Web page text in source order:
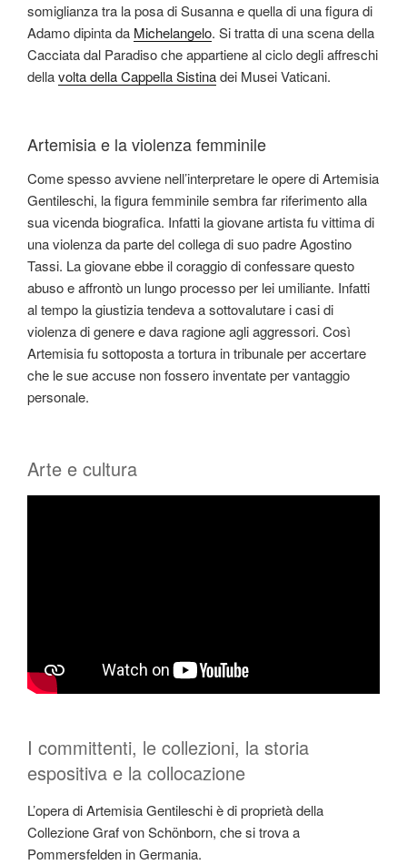
somiglianza tra la posa di Susanna e quella di una figura di
Adamo dipinta da Michelangelo. Si tratta di una scena della
Cacciata dal Paradiso che appartiene al ciclo degli affreschi
dellavolta della Cappella Sistinadei Musei Vaticani.
Artemisia e la violenza femminile
Come spesso avviene nell’interpretare le opere di Artemisia
Gentileschi, la figura femminile sembra far riferimento alla
sua vicenda biografica. Infatti la giovane artista fu vittima di
una violenza da parte del collega di suo padre Agostino
Tassi. La giovane ebbe il coraggio di confessare questo
abuso e affrontò un lungo processo per lei umiliante. Infatti
al tempo la giustizia tendeva a sottovalutare i casi di
violenza di genere e dava ragione agli aggressori. Così
Artemisia fu sottoposta a tortura in tribunale per accertare
che le sue accuse non fossero inventate per vantaggio
personale.
Arte e cultura
I committenti, le collezioni, la storia
espositiva e la collocazione
L’opera di Artemisia Gentileschi è di proprietà della
Collezione Graf von Schönborn, che si trova a
Pommersfelden in Germania.